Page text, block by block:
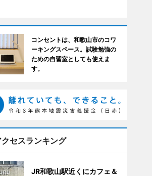
コンセントは、和歌山市のコワ
ーキングスペース。試験勉強の
ための自習室としても使えま
す。
クセスランキング
JR和歌山駅近くにカフェ＆